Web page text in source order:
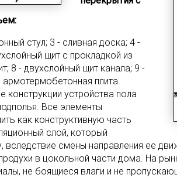
стул; 3 - сливная доска; 4 -
щит с прокладкой из
8 - двухслойный щит канала; 9 -
плита.
устройства пола
Все элементы
как конструктивную часть
слой, который
вследствие смены направления ее
в цокольной части дома. На
не боящиеся влаги и не